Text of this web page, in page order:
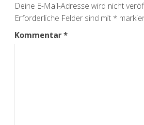
Deine E-Mail-Adresse wird nicht
Erforderliche Felder sind mit *
Kommentar*